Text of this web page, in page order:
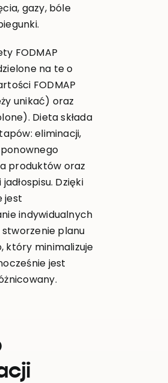
gazy, bóle
FODMAP
na te o
FODMAP
unikać) oraz
Dieta składa
eliminacji,
produktów oraz
Dzięki
jest
indywidualnych
planu
który minimalizuje
jest